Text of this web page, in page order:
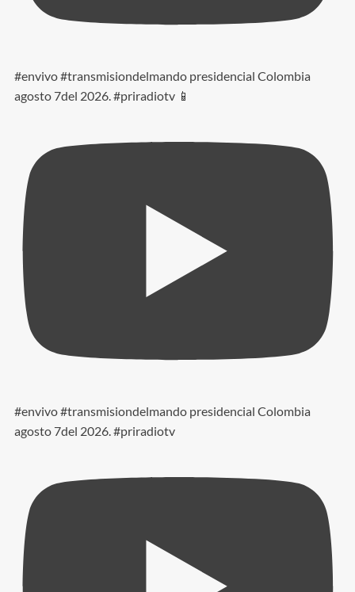
#envivo #transmisiondelmando presidencial Colombia
agosto 7del 2026. #priradiotv 📱
#envivo #transmisiondelmando presidencial Colombia
agosto 7del 2026. #priradiotv